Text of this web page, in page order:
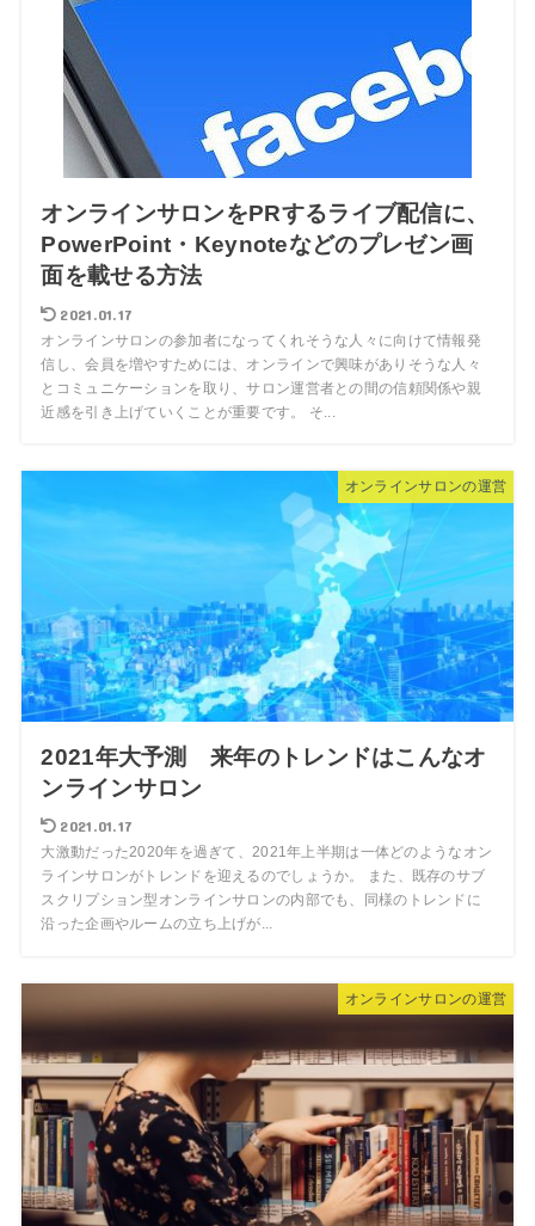
オンラインサロンをPRするライブ配信に、
PowerPoint・Keynoteなどのプレゼン画
面を載せる方法
2021.01.17
オンラインサロンの参加者になってくれそうな人々に向けて情報発
信し、会員を増やすためには、オンラインで興味がありそうな人々
とコミュニケーションを取り、サロン運営者との間の信頼関係や親
近感を引き上げていくことが重要です。 そ...
オンラインサロンの運営
2021年大予測 来年のトレンドはこんなオ
ンラインサロン
2021.01.17
大激動だった2020年を過ぎて、2021年上半期は一体どのようなオン
ラインサロンがトレンドを迎えるのでしょうか。 また、既存のサブ
スクリプション型オンラインサロンの内部でも、同様のトレンドに
沿った企画やルームの立ち上げが...
オンラインサロンの運営